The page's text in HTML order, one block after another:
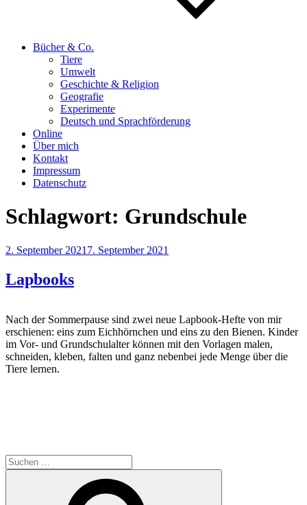
Bücher & Co.
Tiere
Umwelt
Geschichte & Religion
Geografie
Experimente
Deutsch und Sprachförderung
Online
Über mich
Kontakt
Impressum
Datenschutz
Schlagwort: Grundschule
Veröffentlicht
2. September 2021 7. September 2021
Lapbooks
Nach der Sommerpause sind zwei neue Lapbook-Hefte von mir
erschienen: eins zum Eichhörnchen und eins zu den Bienen. Kinder
im Vor- und Grundschulalter können mit den Vorlagen malen,
schneiden, kleben, falten und ganz nebenbei jede Menge über die
Tiere lernen.
Suche
nach: